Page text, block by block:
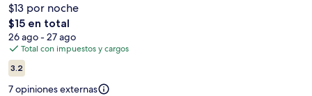
$13 por noche
El
precio
total
es
de
$15
$15 en total
26 ago - 27 ago
Total con impuestos y cargos
Opiniones
3.23.2 de 10,
7 opiniones externas